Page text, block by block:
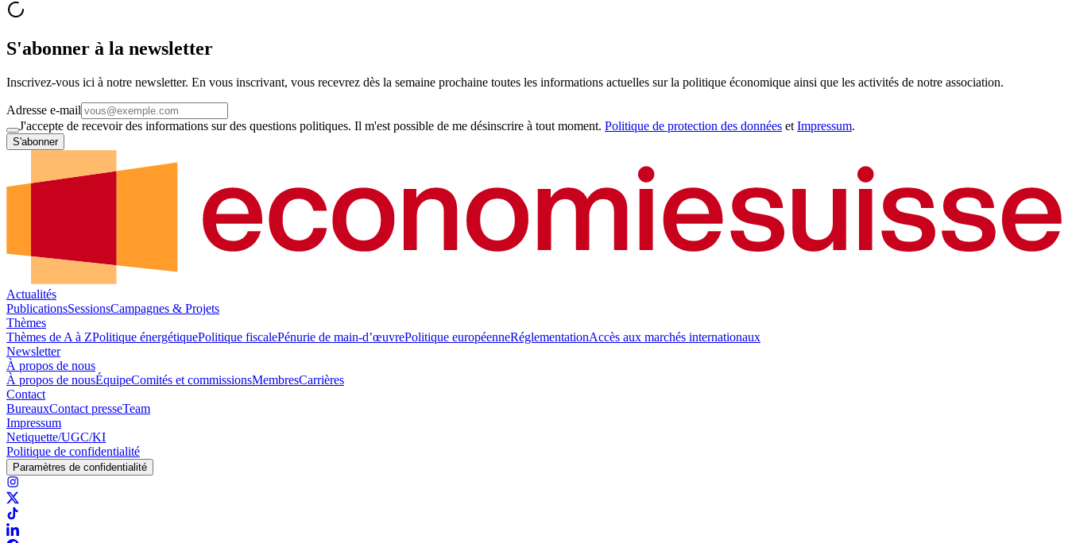
S'abonner à la newsletter
Inscrivez-vous ici à notre newsletter. En vous inscrivant, vous recevrez dès la semaine prochaine toutes les informations actuelles sur la politique économique ainsi que les activités de notre association.
Adresse e-mail
J'accepte de recevoir des informations sur des questions politiques. Il m'est possible de me désinscrire à tout moment. Politique de protection des données et Impressum.
S'abonner
Actualités
PublicationsSessionsCampagnes & Projets
Thèmes
Thèmes de A à ZPolitique énergétiquePolitique fiscalePénurie de main-d’œuvrePolitique européenneRéglementationAccès aux marchés internationaux
Newsletter
À propos de nous
À propos de nousÉquipeComités et commissionsMembresCarrières
Contact
BureauxContact presseTeam
Impressum
Netiquette/UGC/KI
Politique de confidentialité
Paramètres de confidentialité